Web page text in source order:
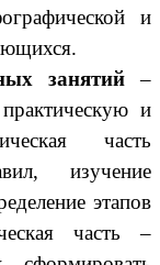
и
занятий –
и
часть
изучение
этапов
часть –